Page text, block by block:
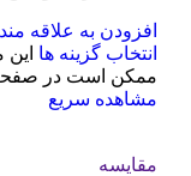
افزودن به علاقه
انتخاب گزینه ها
ممکن است در
مشاهده سریع
مقایسه